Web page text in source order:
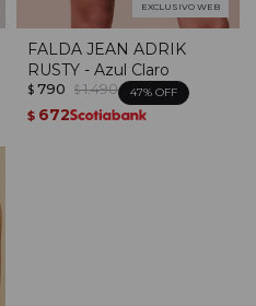
EXCLUSIVO WEB
FALDA JEAN ADRIK
RUSTY - Azul Claro
$ 790 $ 1.490 47
$ 672